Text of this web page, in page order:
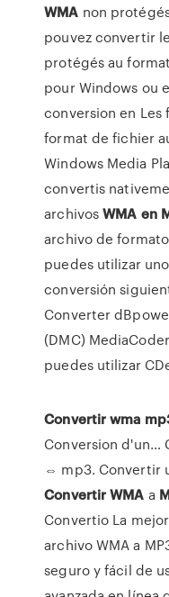
WMA non
pouvez convertir
protégés au
pour Windows ou
conversion en Les
format de fichier
Windows Media
convertis
archivosWMA en
archivo de
puedes utilizar
conversión
Converter
(DMC)
puedes utilizar
Convertir wma mp
Conversion d'un…
⇔ mp3. Convertir
Convertir WMA a
Convertio La
archivo WMA a
seguro y fácil de